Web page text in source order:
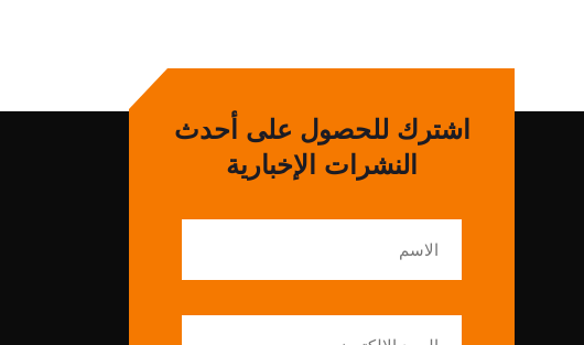
اشترك للحصول على أحدث
النشرات الإخبارية